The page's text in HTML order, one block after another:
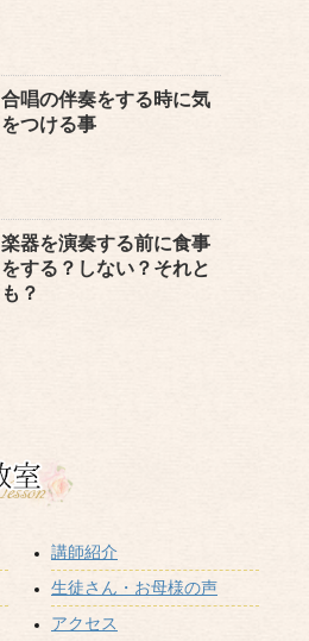
合唱の伴奏をする時に気
をつける事
楽器を演奏する前に食事
をする？しない？それと
も？
講師紹介
生徒さん・お母様の声
アクセス